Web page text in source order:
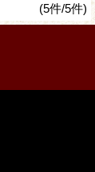
(5件/5件)